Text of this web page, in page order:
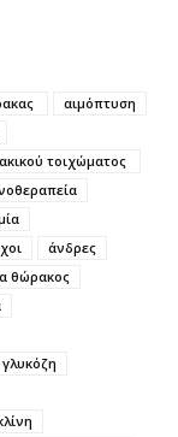
αιμόπτυση
τοιχώματος
άνδρες
θώρακος
γλυκόζη